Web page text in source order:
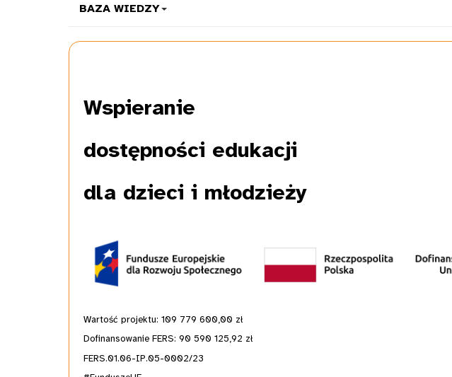
BAZA WIEDZY
Wspieranie
dostępności edukacji
dla dzieci i młodzieży
Wartość projektu: 109 779 600,00 zł
Dofinansowanie FERS: 90 590 125,92 zł
FERS.01.06-IP.05-0002/23